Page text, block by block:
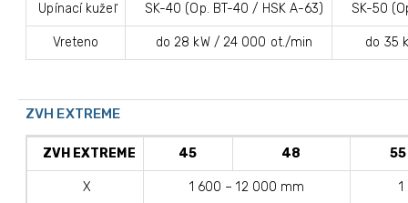
Upínací kužeľ SK-40 (Op. BT-40 / HSK A-63) SK-50
Vreteno do 28 kW / 24 000 ot./min do 35
ZVH EXTREME
ZVH EXTREME 45 48 55
X 1 600 – 12 000 mm